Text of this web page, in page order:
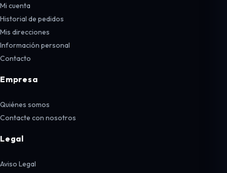
Mi cuenta
Historial de pedidos
Mis direcciones
Información personal
Contacto
Empresa
Quiénes somos
Contacte con nosotros
Legal
Aviso Legal